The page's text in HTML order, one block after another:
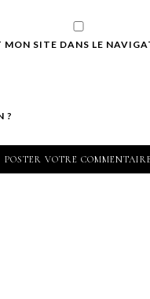
SITE DANS LE
?